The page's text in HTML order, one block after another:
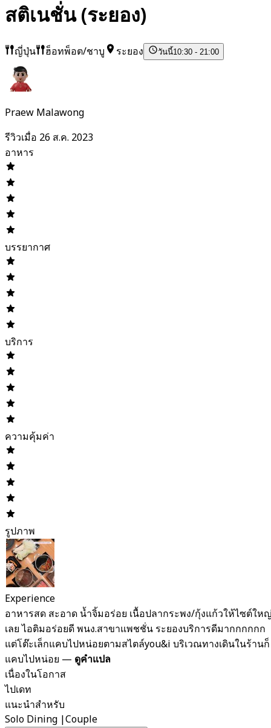
สติเนชั่น (ระยอง)
ญี่ปุ่น ฮ็อทพ็อต/ชาบู ระยอง วันนี้10:30 - 21:00
Praew Malawong
รีวิวเมื่อ 26 ส.ค. 2023
อาหาร
บรรยากาศ
บริการ
ความคุ้มค่า
รูปภาพ
Experience
อาหารสด สะอาด น้ำจิ้มอร่อย เนื้อปลากระพง/กุ้งแก้วให้ไซต์ให
เลย ไอติมอร่อยดี พนง.สาขาแพชชั่น ระยองบริการดีมากกกกกก
แต่โต๊ะเล็กแคบไปหน่อยตามสไตล์you&i บริเวณทางเดินในร้านก็
แคบไปหน่อย — ดูคำแปล
เนื่องในโอกาส
ไปเดท
แนะนำสำหรับ
Solo Dining |Couple